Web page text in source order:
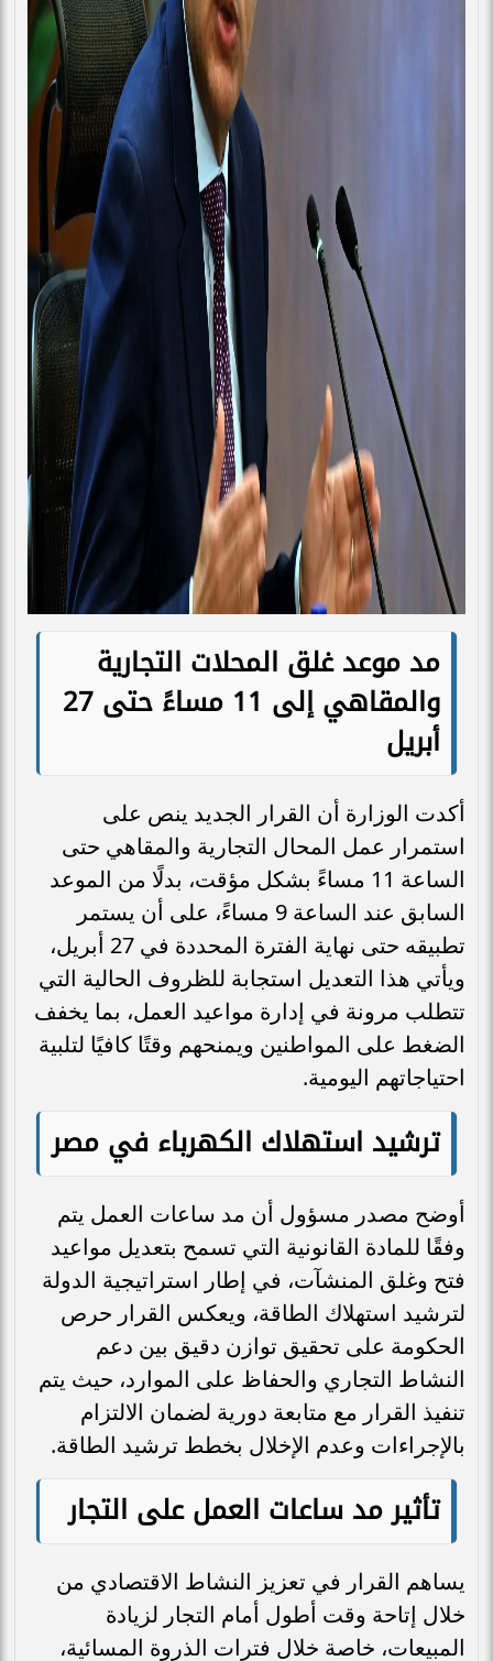
مد موعد غلق المحلات التجارية
والمقاهي إلى 11 مساءً حتى 27
أبريل
أكدت الوزارة أن القرار الجديد ينص على
استمرار عمل المحال التجارية والمقاهي حتى
الساعة 11 مساءً بشكل مؤقت، بدلًا من الموعد
السابق عند الساعة 9 مساءً، على أن يستمر
تطبيقه حتى نهاية الفترة المحددة في 27 أبريل،
ويأتي هذا التعديل استجابة للظروف الحالية التي
تتطلب مرونة في إدارة مواعيد العمل، بما يخفف
الضغط على المواطنين ويمنحهم وقتًا كافيًا لتلبية
احتياجاتهم اليومية.
ترشيد استهلاك الكهرباء في مصر
أوضح مصدر مسؤول أن مد ساعات العمل يتم
وفقًا للمادة القانونية التي تسمح بتعديل مواعيد
فتح وغلق المنشآت، في إطار استراتيجية الدولة
لترشيد استهلاك الطاقة، ويعكس القرار حرص
الحكومة على تحقيق توازن دقيق بين دعم
النشاط التجاري والحفاظ على الموارد، حيث يتم
تنفيذ القرار مع متابعة دورية لضمان الالتزام
بالإجراءات وعدم الإخلال بخطط ترشيد الطاقة.
تأثير مد ساعات العمل على التجار
يساهم القرار في تعزيز النشاط الاقتصادي من
خلال إتاحة وقت أطول أمام التجار لزيادة
المبيعات، خاصة خلال فترات الذروة المسائية،